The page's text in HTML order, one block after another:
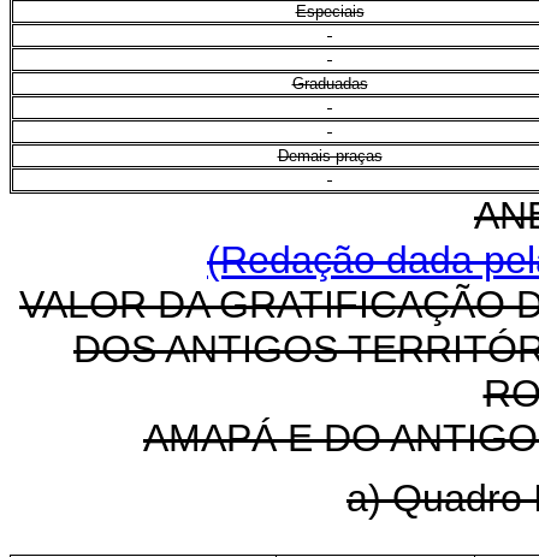
Especiais
Graduadas
Demais praças
(Redação dada
VALOR DA GRATIFICAÇÃO
DOS ANTIGOS
AMAPÁ E DO
a) Quadro